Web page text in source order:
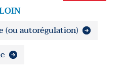
(ou autorégulation)